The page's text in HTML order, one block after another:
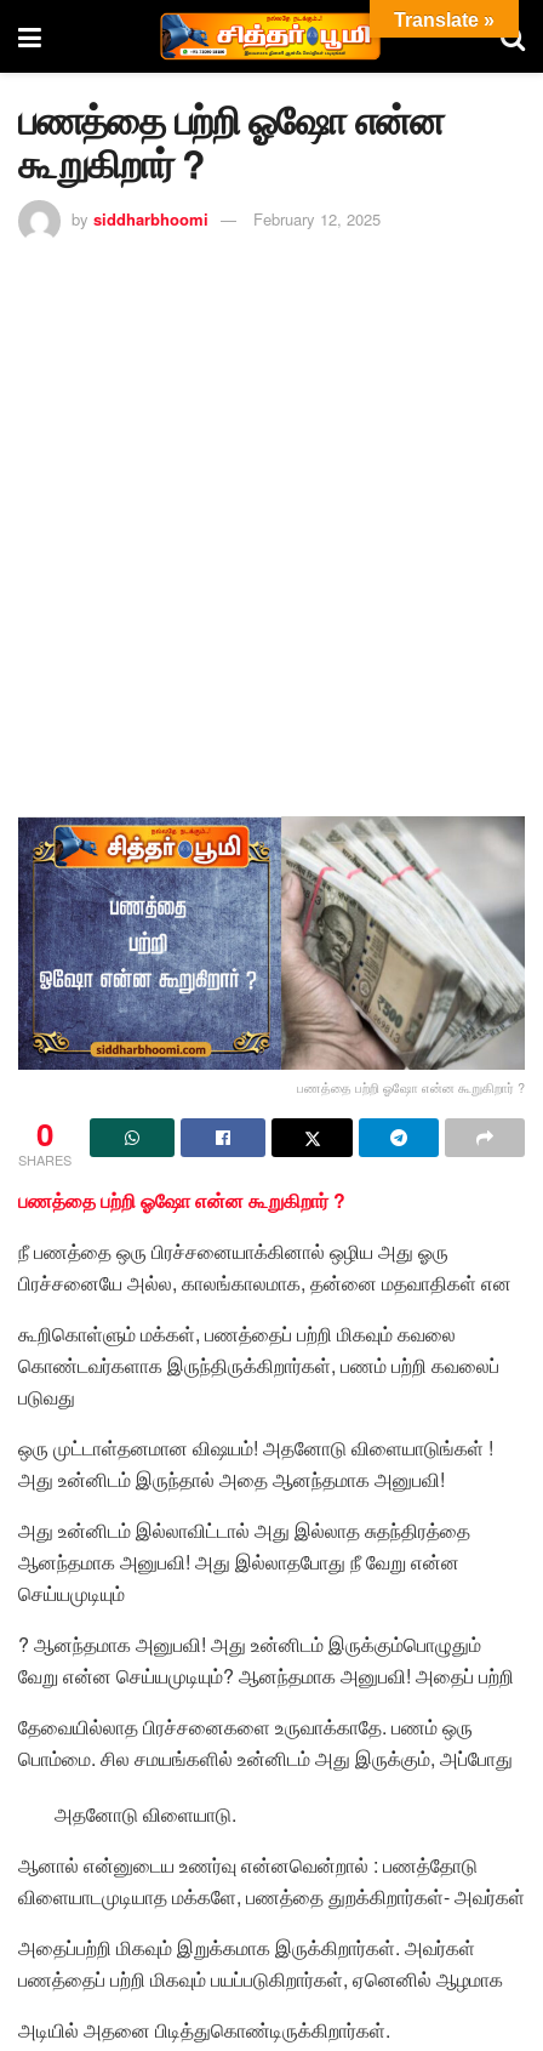
பணத்தை பற்றி ஓஷோ என்ன
கூறுகிறார் ?
by siddharbhoomi February 12, 2025
பணத்தை பற்றி ஓஷோ என்ன கூறுகிறார் ?
0
SHARES
பணத்தை பற்றி ஓஷோ என்ன கூறுகிறார் ?
நீ பணத்தை ஒரு பிரச்சனையாக்கினால் ஒழிய அது ஓரு
பிரச்சனையே அல்ல, காலங்காலமாக, தன்னை மதவாதிகள் என
கூறிகொள்ளும் மக்கள், பணத்தைப் பற்றி மிகவும் கவலை
கொண்டவர்களாக இருந்திருக்கிறார்கள், பணம் பற்றி கவலைப்
படுவது
ஒரு முட்டாள்தனமான விஷயம்! அதனோடு விளையாடுங்கள் !
அது உன்னிடம் இருந்தால் அதை ஆனந்தமாக அனுபவி!
அது உன்னிடம் இல்லாவிட்டால் அது இல்லாத சுதந்திரத்தை
ஆனந்தமாக அனுபவி! அது இல்லாதபோது நீ வேறு என்ன
செய்யமுடியும்
? ஆனந்தமாக அனுபவி! அது உன்னிடம் இருக்கும்பொழுதும்
வேறு என்ன செய்யமுடியும்? ஆனந்தமாக அனுபவி! அதைப் பற்றி
தேவையில்லாத பிரச்சனைகளை உருவாக்காதே. பணம் ஒரு
பொம்மை. சில சமயங்களில் உன்னிடம் அது இருக்கும், அப்போது
அதனோடு விளையாடு.
ஆனால் என்னுடைய உணர்வு என்னவென்றால் : பணத்தோடு
விளையாடமுடியாத மக்களே, பணத்தை துறக்கிறார்கள்- அவர்கள்
அதைப்பற்றி மிகவும் இறுக்கமாக இருக்கிறார்கள். அவர்கள்
பணத்தைப் பற்றி மிகவும் பயப்படுகிறார்கள், ஏனெனில் ஆழமாக
அடியில் அதனை பிடித்துகொண்டிருக்கிறார்கள்.
Translate »